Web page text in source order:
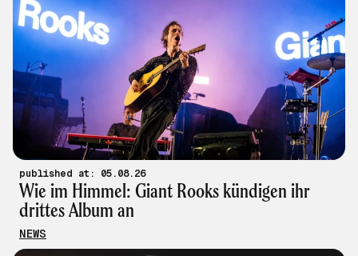
published at: 05.08.26
Wie im Himmel: Giant Rooks kündigen ihr
drittes Album an
NEWS